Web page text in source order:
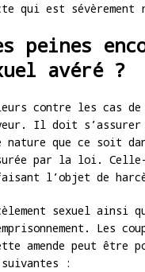
qui est
peines
avéré ?
contre les cas de
Il doit s’assurer
nature que ce soit
par la loi.
l’objet de
sexuel ainsi
Les
amende peut être
: